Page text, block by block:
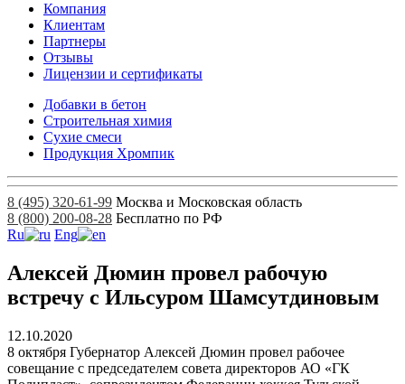
Компания
Клиентам
Партнеры
Отзывы
Лицензии и сертификаты
Добавки в бетон
Строительная химия
Сухие смеси
Продукция Хромпик
8 (495) 320-61-99 Москва и Московская область
8 (800) 200-08-28 Бесплатно по РФ
Ru
Eng
Алексей Дюмин провел рабочую
встречу с Ильсуром Шамсутдиновым
12.10.2020
8 октября Губернатор Алексей Дюмин провел рабочее
совещание с председателем совета директоров АО «ГК